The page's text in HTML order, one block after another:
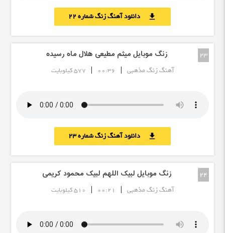
download دانلود آهنگ زنگ شماره 22
23 زنگ موبایل میثم مطیعی هلال ماه رسیده
آهنگ زنگ مذهبی |
00:36
| 577 کیلوبایت
download دانلود آهنگ زنگ شماره 23
24 زنگ موبایل لبیک اللهم لبیک محمود کریمی
آهنگ زنگ مذهبی |
00:21
| 510 کیلوبایت